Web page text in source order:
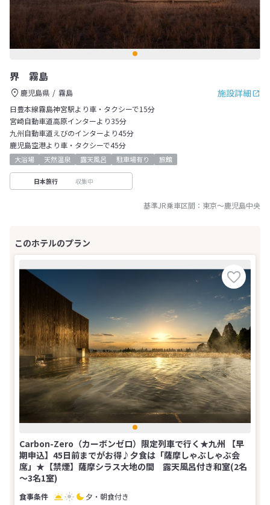
界 霧島
施設詳細
鹿児島県
霧島
日豊本線霧島神宮駅より車・タクシーで15分
宮崎自動車道高原インターより35分
九州自動車道えびのインターより45分
鹿児島空港より車・タクシーで45分
大浴場 天然温泉 露天風呂 駐車場有り 旅館
日本旅行 収集中
基準JR乗車区間： 東京～鹿児島中央
Carbon-Zero（カーボンゼロ）限定列車で行く★九州 【早
期申込】45日前までがお得♪夕食は「薩摩しゃぶしゃぶ会
席」★【禁煙】薩摩シラス大地の間 露天風呂付き和室(2名
～3名1室)
夕・朝食付き